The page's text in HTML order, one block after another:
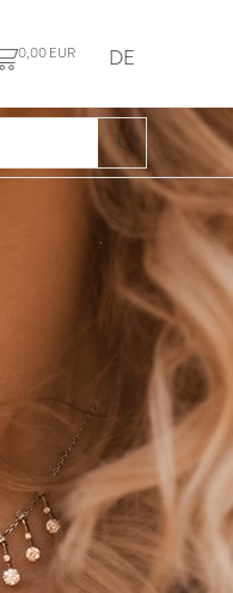
0,00 EUR DE